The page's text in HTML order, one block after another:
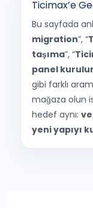
Ticimax’e
Bu sayfada
migration”, “
taşıma”, “
panel
gibi farklı
mağaza olun
hedef aynı:
yeni yapıyı